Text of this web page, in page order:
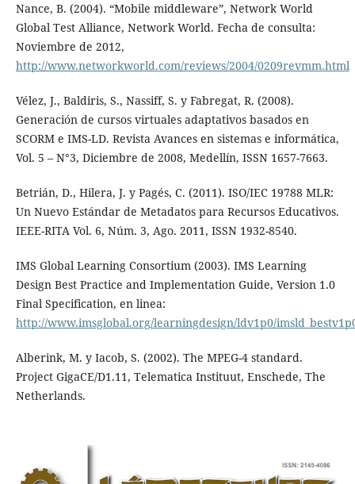
Nance, B. (2004). “Mobile middleware”, Network World
Global Test Alliance, Network World. Fecha de consulta:
Noviembre de 2012,
http://www.networkworld.com/reviews/2004/0209revmm.html
Vélez, J., Baldiris, S., Nassiff, S. y Fabregat, R. (2008).
Generación de cursos virtuales adaptativos basados en
SCORM e IMS-LD. Revista Avances en sistemas e informática,
Vol. 5 – N°3, Diciembre de 2008, Medellín, ISSN 1657-7663.
Betrián, D., Hilera, J. y Pagés, C. (2011). ISO/IEC 19788 MLR:
Un Nuevo Estándar de Metadatos para Recursos Educativos.
IEEE-RITA Vol. 6, Núm. 3, Ago. 2011, ISSN 1932-8540.
IMS Global Learning Consortium (2003). IMS Learning
Design Best Practice and Implementation Guide, Version 1.0
Final Specification, en linea:
http://www.imsglobal.org/learningdesign/ldv1p0/
Alberink, M. y Iacob, S. (2002). The MPEG-4 standard.
Project GigaCE/D1.11, Telematica Instituut, Enschede, The
Netherlands.